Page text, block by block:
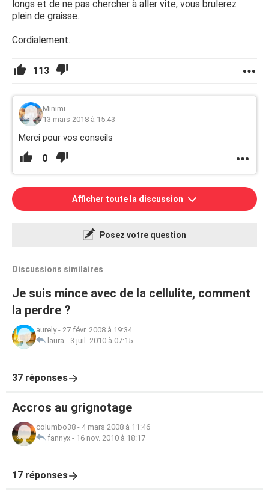
longs et de ne pas chercher à aller vite, vous brulerez
plein de graisse.
Cordialement.
113
Minimi
13 mars 2018 à 15:43
Merci pour vos conseils
0
Afficher toute la discussion
Posez votre question
Discussions similaires
Je suis mince avec de la cellulite, comment
la perdre ?
aurely- 27 févr. 2008 à 19:34
laura - 3 juil. 2010 à 07:15
37 réponses
Accros au grignotage
columbo38 - 4 mars 2008 à 11:46
fannyx - 16 nov. 2010 à 18:17
17 réponses